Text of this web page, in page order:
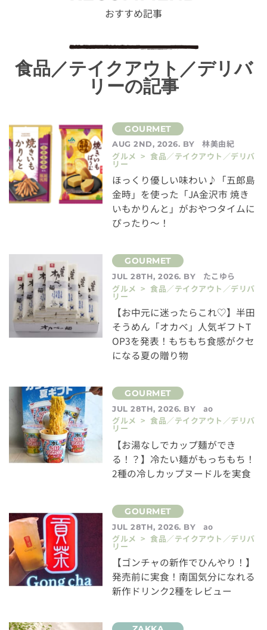
おすすめ記事
食品／テイクアウト／デリバ
リーの記事
AUG 2ND, 2026. BY
林美由紀
グルメ > 食品／テイクアウト／デリバ
リー
ほっくり優しい味わい♪「五郎島
金時」を使った「JA金沢市 焼き
いもかりんと」がおやつタイムに
ぴったり～！
JUL 28TH, 2026. BY
たこゆら
グルメ > 食品／テイクアウト／デリバ
リー
【お中元に迷ったらこれ♡】半田
そうめん「オカベ」人気ギフトT
OP3を発表！もちもち食感がクセ
になる夏の贈り物
JUL 28TH, 2026. BY
ao
グルメ > 食品／テイクアウト／デリバ
リー
【お湯なしでカップ麺ができ
る！？】冷たい麺がもっちもち！
2種の冷しカップヌードルを実食
JUL 28TH, 2026. BY
ao
グルメ > 食品／テイクアウト／デリバ
リー
【ゴンチャの新作でひんやり！】
発売前に実食！南国気分になれる
新作ドリンク2種をレビュー